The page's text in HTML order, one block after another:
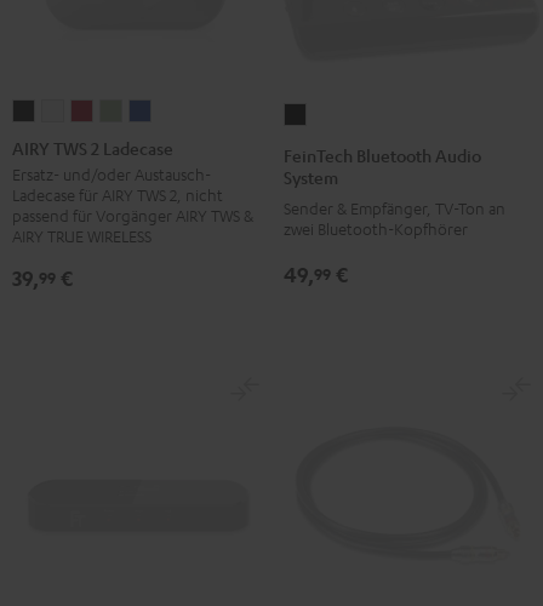
TWS
2
Ladecase
Night
TWS
2
Ladecase
Pure
TWS
2
Ladecase
Ruby
TWS
2
Ladecase
Sage
2
Ladecase
Space
AIRY TWS 2 Ladecase
Ersatz- und/oder Austausch-
Ladecase für AIRY TWS 2, nicht
passend für Vorgänger AIRY TWS &
AIRY TRUE WIRELESS
39,99 €
Bluetooth
Audio
System
Schwarz
FeinTech Bluetooth Audio
System
Sender & Empfänger, TV-Ton an
zwei Bluetooth-Kopfhörer
49,99 €